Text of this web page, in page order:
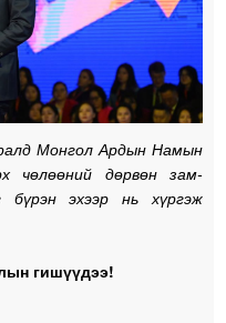
Монгол Ардын Намын
чөлөөний дөрвөн зам-
бүрэн эхээр нь хүргэж
гишүүдээ!